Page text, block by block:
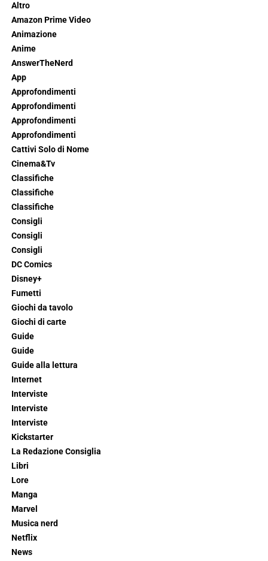
Altro
Amazon Prime Video
Animazione
Anime
AnswerTheNerd
App
Approfondimenti
Approfondimenti
Approfondimenti
Approfondimenti
Cattivi Solo di Nome
Cinema&Tv
Classifiche
Classifiche
Classifiche
Consigli
Consigli
Consigli
DC Comics
Disney+
Fumetti
Giochi da tavolo
Giochi di carte
Guide
Guide
Guide alla lettura
Internet
Interviste
Interviste
Interviste
Kickstarter
La Redazione Consiglia
Libri
Lore
Manga
Marvel
Musica nerd
Netflix
News